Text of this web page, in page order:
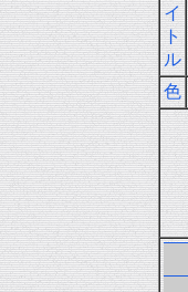
イ
ト
ル
色